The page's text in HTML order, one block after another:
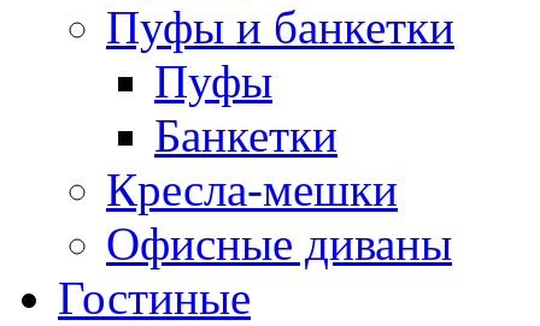
Пуфы и банкетки
Пуфы
Банкетки
Кресла-мешки
Офисные диваны
Гостиные